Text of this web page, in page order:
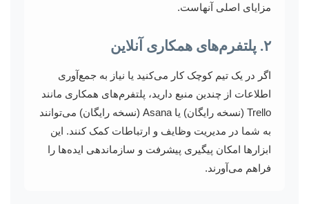
مزایای اصلی آنهاست.
۲. پلتفرم‌های همکاری آنلاین
اگر در یک تیم کوچک کار می‌کنید یا نیاز به جمع‌آوری
اطلاعات از چندین منبع دارید، پلتفرم‌های همکاری مانند
Trello (نسخه رایگان) یا Asana (نسخه رایگان) می‌توانند
به شما در مدیریت وظایف و ارتباطات کمک کنند. این
ابزارها امکان پیگیری پیشرفت و سازماندهی ایده‌ها را
فراهم می‌آورند.